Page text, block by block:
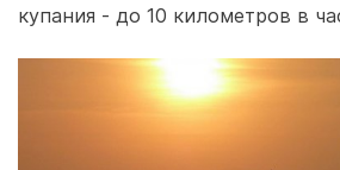
купания - до 10 километров в